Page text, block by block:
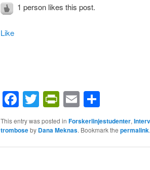
1 person likes this post.
Like
Facebook
Twitter
PrintFriendly
EmailShare
This entry was posted in Forskerlinjestudenter,
tromboseby Dana Meknas. Bookmark the permalink.